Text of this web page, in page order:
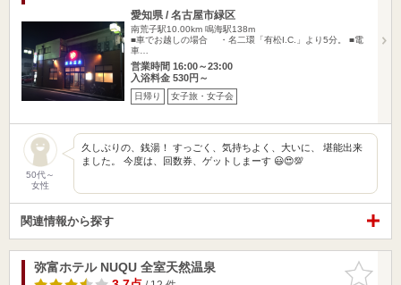
愛知県 / 名古屋市緑区
南荒子駅10.00km 鳴海駅138m
■車でお越しの場合 ・名二環「有松I.C.」より5分。 ■電
車…
営業時間 16:00～23:00
入浴料金 530円～
日帰り 女子旅・女子会
50代～
女性
久しぶりの、銭湯！ すっごく、気持ちよく、大いに、 堪能出来
ました。 今度は、回数券、ゲットしまーす 😃😍💯
関連情報から探す
お気に入
りに追加
弥富ホテル NUQU 全室天然温泉